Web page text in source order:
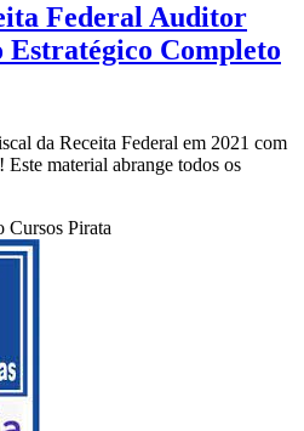
Federal Auditor
Estratégico Completo
da Receita Federal em 2021 com
material abrange todos os
Cursos Pirata